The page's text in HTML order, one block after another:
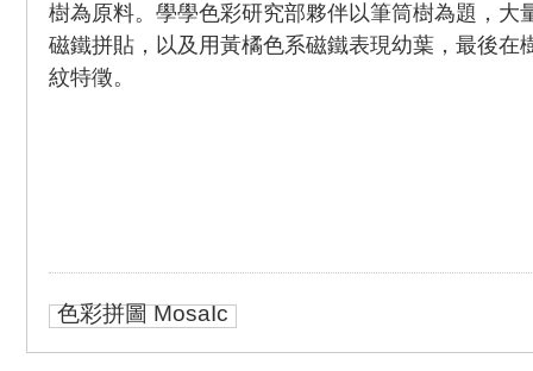
樹為原料。學學色彩研究部夥伴以筆筒樹為題，大
磁鐵拼貼，以及用黃橘色系磁鐵表現幼葉，最後在
紋特徵。
色彩拼圖 MosaIc